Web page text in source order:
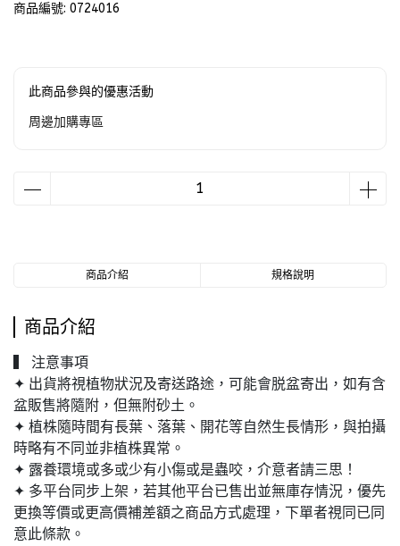
商品編號: 0724016
此商品參與的優惠活動
周邊加購專區
商品介紹 規格說明
商品介紹
▍ 注意事項
✦ 出貨將視植物狀況及寄送路途，可能會脱盆寄出，如有含
盆販售將隨附，但無附砂土。
✦ 植株隨時間有長葉、落葉、開花等自然生長情形，與拍攝
時略有不同並非植株異常。
✦ 露養環境或多或少有小傷或是蟲咬，介意者請三思！
✦ 多平台同步上架，若其他平台已售出並無庫存情況，優先
更換等價或更高價補差額之商品方式處理，下單者視同已同
意此條款。